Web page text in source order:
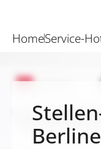
HomeService-